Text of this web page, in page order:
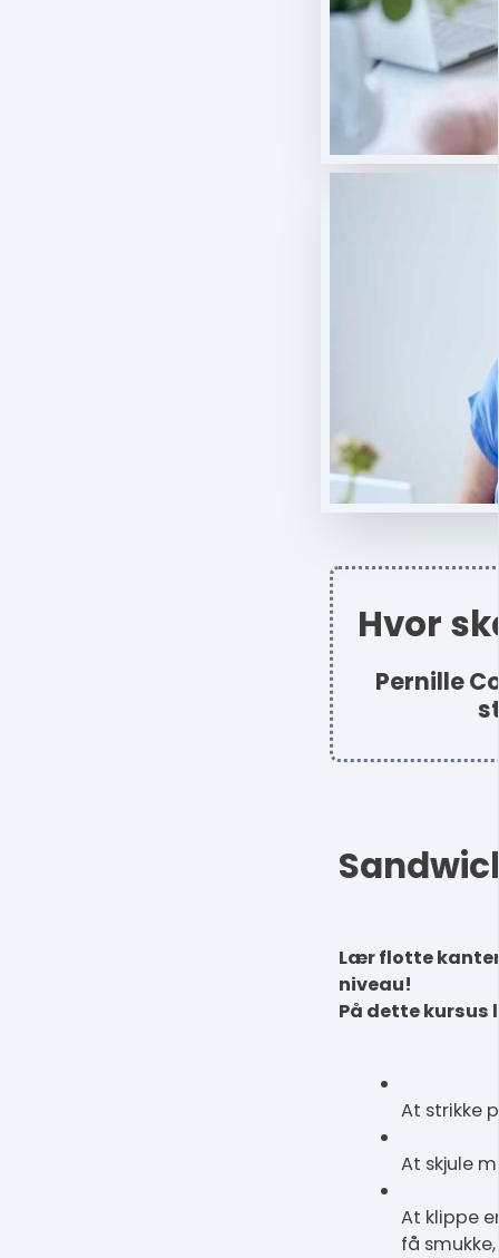
Hvor
Pernille
Lær flotte
niveau!
På dette
At strikke
At skjule
At klippe
få